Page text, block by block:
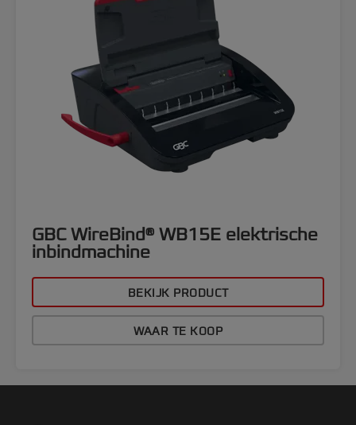
GBC WireBind® WB15E elektrische
inbindmachine
BEKIJK PRODUCT
WAAR TE KOOP